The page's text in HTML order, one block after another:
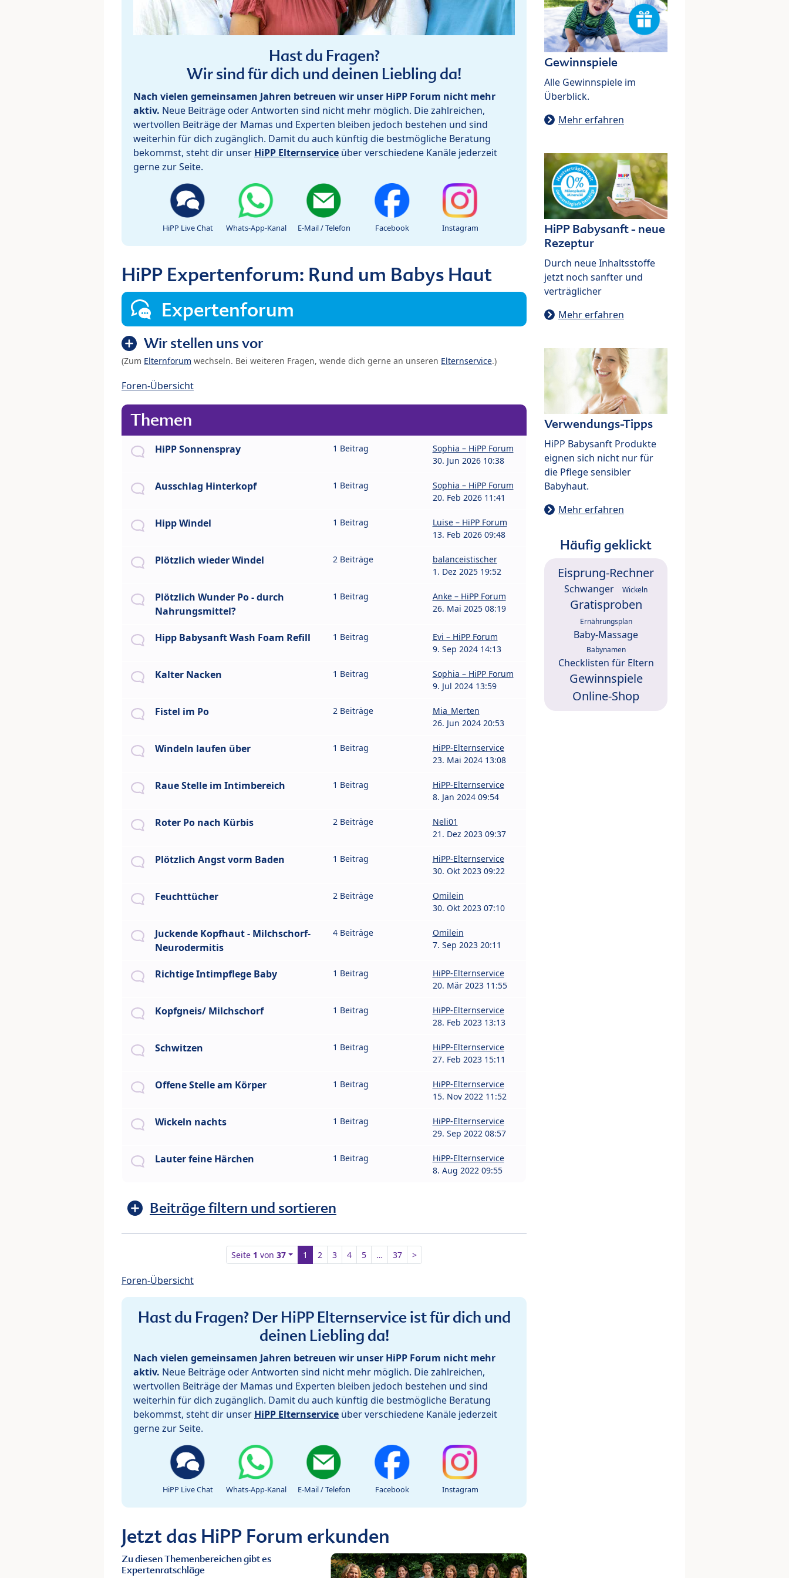
Hast du Fragen?
Wir sind für dich und deinen Liebling da!
Nach vielen gemeinsamen Jahren betreuen wir unser HiPP Forum nicht mehr
aktiv. Neue Beiträge oder Antworten sind nicht mehr möglich. Die zahlreichen,
wertvollen Beiträge der Mamas und Experten bleiben jedoch bestehen und sind
weiterhin für dich zugänglich. Damit du auch künftig die bestmögliche Beratung
bekommst, steht dir unser HiPP Elternservice über verschiedene Kanäle jederzeit
gerne zur Seite.
HiPP Live Chat Whats-App-Kanal E-Mail / Telefon Facebook Instagram
HiPP Expertenforum: Rund um Babys Haut
Expertenforum
Wir stellen uns vor
(Zum Elternforum wechseln. Bei weiteren Fragen, wende dich gerne an unseren Elternservice.)
Foren-Übersicht
Themen
HiPP Sonnenspray 1 Beitrag
Sophia – HiPP Forum
30. Jun 2026 10:38
Ausschlag Hinterkopf 1 Beitrag
Sophia – HiPP Forum
20. Feb 2026 11:41
Hipp Windel 1 Beitrag
Luise – HiPP Forum
13. Feb 2026 09:48
Plötzlich wieder Windel 2 Beiträge
balanceistischer
1. Dez 2025 19:52
Plötzlich Wunder Po - durch
Nahrungsmittel?
1 Beitrag
Anke – HiPP Forum
26. Mai 2025 08:19
Hipp Babysanft Wash Foam Refill 1 Beitrag
Evi – HiPP Forum
9. Sep 2024 14:13
Kalter Nacken 1 Beitrag
Sophia – HiPP Forum
9. Jul 2024 13:59
Fistel im Po 2 Beiträge
Mia_Merten
26. Jun 2024 20:53
Windeln laufen über 1 Beitrag
HiPP-Elternservice
23. Mai 2024 13:08
Raue Stelle im Intimbereich 1 Beitrag
HiPP-Elternservice
8. Jan 2024 09:54
Roter Po nach Kürbis 2 Beiträge
Neli01
21. Dez 2023 09:37
Plötzlich Angst vorm Baden 1 Beitrag
HiPP-Elternservice
30. Okt 2023 09:22
Feuchttücher 2 Beiträge
Omilein
30. Okt 2023 07:10
Juckende Kopfhaut - Milchschorf-
Neurodermitis
4 Beiträge
Omilein
7. Sep 2023 20:11
Richtige Intimpflege Baby 1 Beitrag
HiPP-Elternservice
20. Mär 2023 11:55
Kopfgneis/ Milchschorf 1 Beitrag
HiPP-Elternservice
28. Feb 2023 13:13
Schwitzen 1 Beitrag
HiPP-Elternservice
27. Feb 2023 15:11
Offene Stelle am Körper 1 Beitrag
HiPP-Elternservice
15. Nov 2022 11:52
Wickeln nachts 1 Beitrag
HiPP-Elternservice
29. Sep 2022 08:57
Lauter feine Härchen 1 Beitrag
HiPP-Elternservice
8. Aug 2022 09:55
Beiträge filtern und sortieren
Seite 1 von37 1 2 3 4 5 … 37 >
Foren-Übersicht
Hast du Fragen? Der HiPP Elternservice ist für dich und
deinen Liebling da!
Nach vielen gemeinsamen Jahren betreuen wir unser HiPP Forum nicht mehr
aktiv. Neue Beiträge oder Antworten sind nicht mehr möglich. Die zahlreichen,
wertvollen Beiträge der Mamas und Experten bleiben jedoch bestehen und sind
weiterhin für dich zugänglich. Damit du auch künftig die bestmögliche Beratung
bekommst, steht dir unser HiPP Elternservice über verschiedene Kanäle jederzeit
gerne zur Seite.
HiPP Live Chat Whats-App-Kanal E-Mail / Telefon Facebook Instagram
Jetzt das HiPP Forum erkunden
Zu diesen Themenbereichen gibt es
Expertenratschläge
Gewinnspiele
Alle Gewinnspiele im
Überblick.
Mehr erfahren
HiPP Babysanft - neue
Rezeptur
Durch neue Inhaltsstoffe
jetzt noch sanfter und
verträglicher
Mehr erfahren
Verwendungs-Tipps
HiPP Babysanft Produkte
eignen sich nicht nur für
die Pflege sensibler
Babyhaut.
Mehr erfahren
Häufig geklickt
Eisprung-Rechner
Schwanger Wickeln
Gratisproben
Ernährungsplan
Baby-Massage
Babynamen
Checklisten für Eltern
Gewinnspiele
Online-Shop